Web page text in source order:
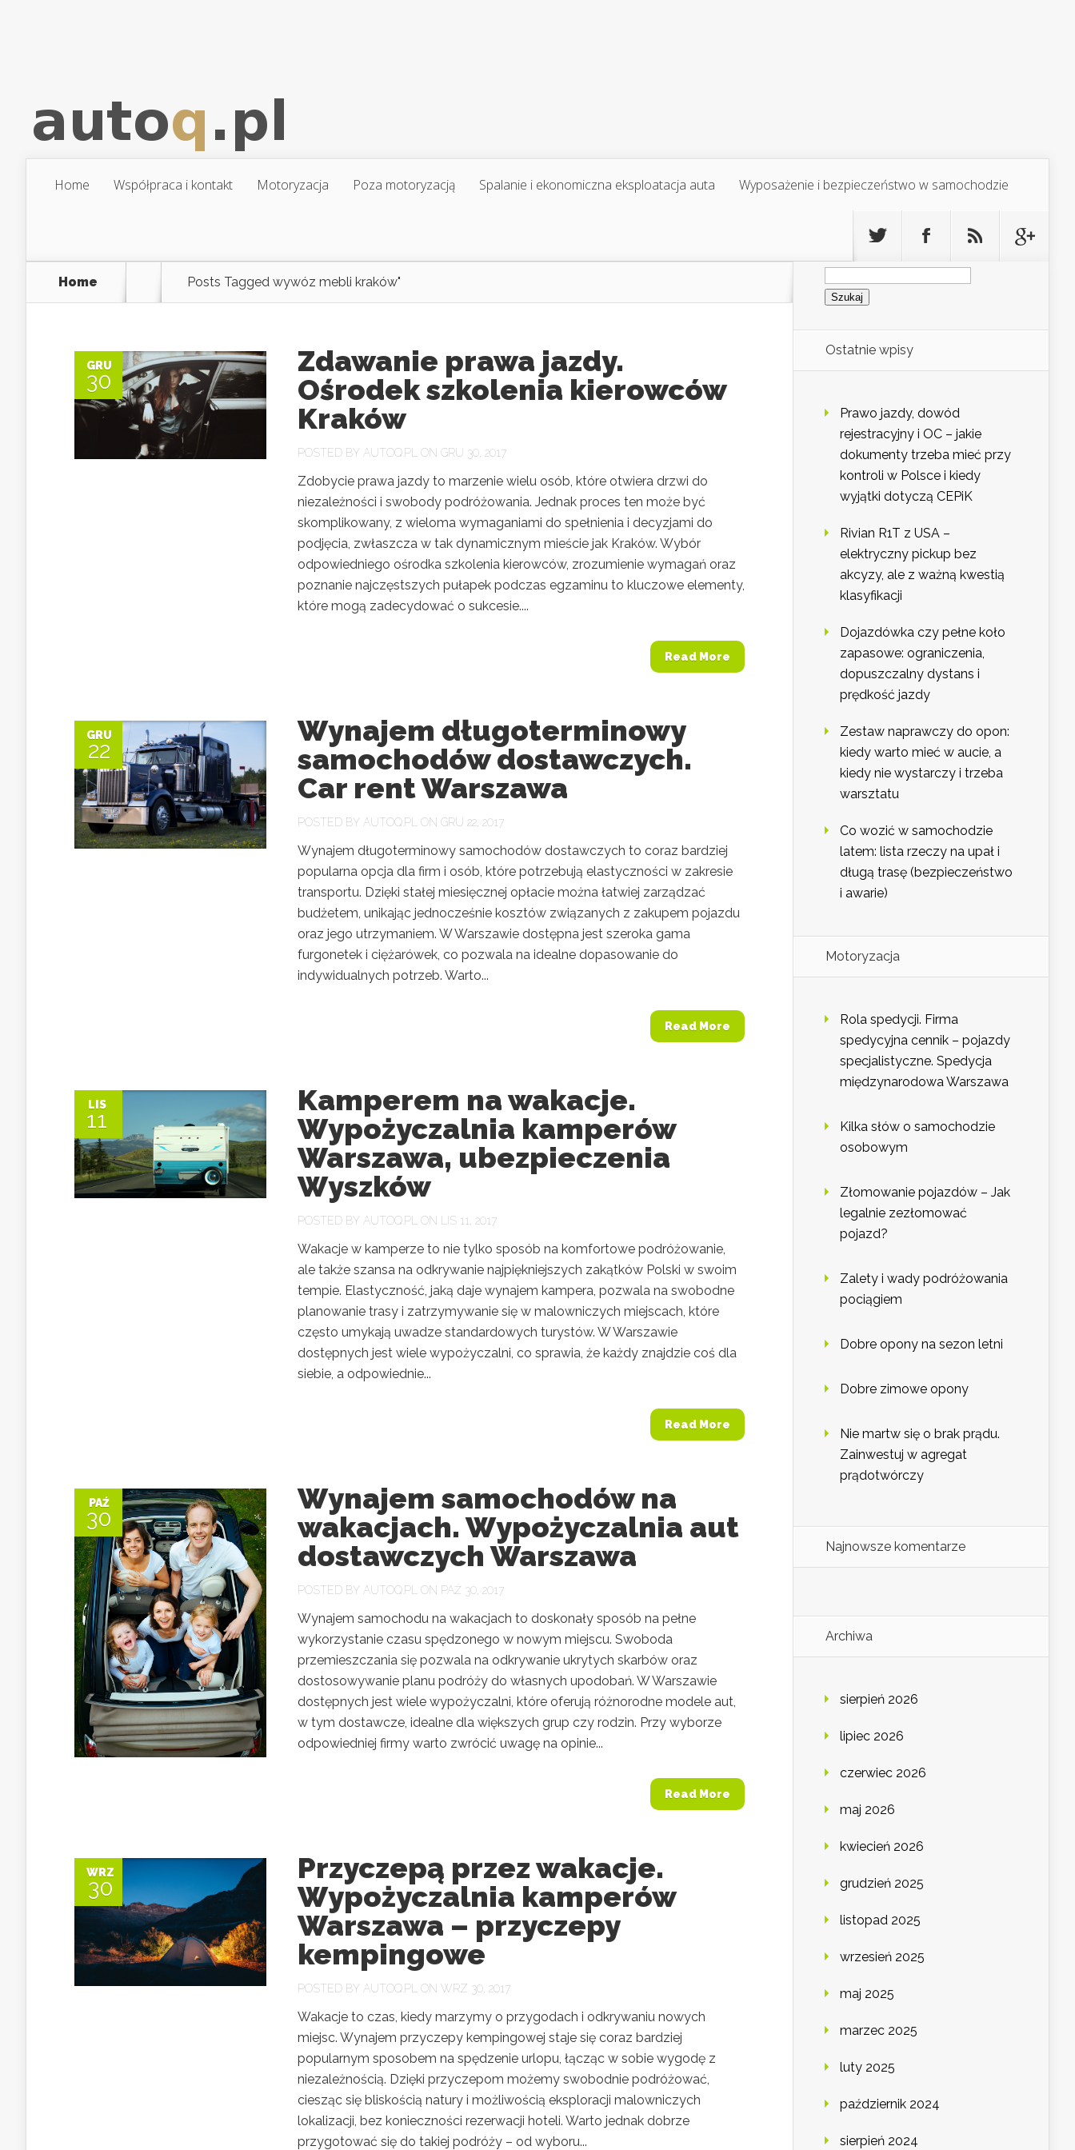
Home Współpraca i kontakt Motoryzacja Poza motoryzacją Spalanie i ekonomiczna eksploatacja auta Wyposażenie i bezpieczeństwo w samochodzie
Home Posts Tagged wywóz mebli kraków"
GRU
30
Zdawanie prawa jazdy.
Ośrodek szkolenia kierowców
Kraków
POSTED BY AUTOQ.PL ON GRU 30, 2017
Zdobycie prawa jazdy to marzenie wielu osób, które otwiera drzwi do
niezależności i swobody podróżowania. Jednak proces ten może być
skomplikowany, z wieloma wymaganiami do spełnienia i decyzjami do
podjęcia, zwłaszcza w tak dynamicznym mieście jak Kraków. Wybór
odpowiedniego ośrodka szkolenia kierowców, zrozumienie wymagań oraz
poznanie najczęstszych pułapek podczas egzaminu to kluczowe elementy,
które mogą zadecydować o sukcesie....
Read More
GRU
22
Wynajem długoterminowy
samochodów dostawczych.
Car rent Warszawa
POSTED BY AUTOQ.PL ON GRU 22, 2017
Wynajem długoterminowy samochodów dostawczych to coraz bardziej
popularna opcja dla firm i osób, które potrzebują elastyczności w zakresie
transportu. Dzięki stałej miesięcznej opłacie można łatwiej zarządzać
budżetem, unikając jednocześnie kosztów związanych z zakupem pojazdu
oraz jego utrzymaniem. W Warszawie dostępna jest szeroka gama
furgonetek i ciężarówek, co pozwala na idealne dopasowanie do
indywidualnych potrzeb. Warto...
Read More
LIS
11
Kamperem na wakacje.
Wypożyczalnia kamperów
Warszawa, ubezpieczenia
Wyszków
POSTED BY AUTOQ.PL ON LIS 11, 2017
Wakacje w kamperze to nie tylko sposób na komfortowe podróżowanie,
ale także szansa na odkrywanie najpiękniejszych zakątków Polski w swoim
tempie. Elastyczność, jaką daje wynajem kampera, pozwala na swobodne
planowanie trasy i zatrzymywanie się w malowniczych miejscach, które
często umykają uwadze standardowych turystów. W Warszawie
dostępnych jest wiele wypożyczalni, co sprawia, że każdy znajdzie coś dla
siebie, a odpowiednie...
Read More
PAŹ
30
Wynajem samochodów na
wakacjach. Wypożyczalnia aut
dostawczych Warszawa
POSTED BY AUTOQ.PL ON PAŹ 30, 2017
Wynajem samochodu na wakacjach to doskonały sposób na pełne
wykorzystanie czasu spędzonego w nowym miejscu. Swoboda
przemieszczania się pozwala na odkrywanie ukrytych skarbów oraz
dostosowywanie planu podróży do własnych upodobań. W Warszawie
dostępnych jest wiele wypożyczalni, które oferują różnorodne modele aut,
w tym dostawcze, idealne dla większych grup czy rodzin. Przy wyborze
odpowiedniej firmy warto zwrócić uwagę na opinie...
Read More
WRZ
30
Przyczepą przez wakacje.
Wypożyczalnia kamperów
Warszawa – przyczepy
kempingowe
POSTED BY AUTOQ.PL ON WRZ 30, 2017
Wakacje to czas, kiedy marzymy o przygodach i odkrywaniu nowych
miejsc. Wynajem przyczepy kempingowej staje się coraz bardziej
popularnym sposobem na spędzenie urlopu, łącząc w sobie wygodę z
niezależnością. Dzięki przyczepom możemy swobodnie podróżować,
ciesząc się bliskością natury i możliwością eksploracji malowniczych
lokalizacji, bez konieczności rezerwacji hoteli. Warto jednak dobrze
przygotować się do takiej podróży – od wyboru...
Szukaj:
Ostatnie wpisy
Prawo jazdy, dowód
rejestracyjny i OC – jakie
dokumenty trzeba mieć przy
kontroli w Polsce i kiedy
wyjątki dotyczą CEPiK
Rivian R1T z USA –
elektryczny pickup bez
akcyzy, ale z ważną kwestią
klasyfikacji
Dojazdówka czy pełne koło
zapasowe: ograniczenia,
dopuszczalny dystans i
prędkość jazdy
Zestaw naprawczy do opon:
kiedy warto mieć w aucie, a
kiedy nie wystarczy i trzeba
warsztatu
Co wozić w samochodzie
latem: lista rzeczy na upał i
długą trasę (bezpieczeństwo
i awarie)
Motoryzacja
Rola spedycji. Firma
spedycyjna cennik – pojazdy
specjalistyczne. Spedycja
międzynarodowa Warszawa
Kilka słów o samochodzie
osobowym
Złomowanie pojazdów – Jak
legalnie zezłomować
pojazd?
Zalety i wady podróżowania
pociągiem
Dobre opony na sezon letni
Dobre zimowe opony
Nie martw się o brak prądu.
Zainwestuj w agregat
prądotwórczy
Najnowsze komentarze
Archiwa
sierpień 2026
lipiec 2026
czerwiec 2026
maj 2026
kwiecień 2026
grudzień 2025
listopad 2025
wrzesień 2025
maj 2025
marzec 2025
luty 2025
październik 2024
sierpień 2024